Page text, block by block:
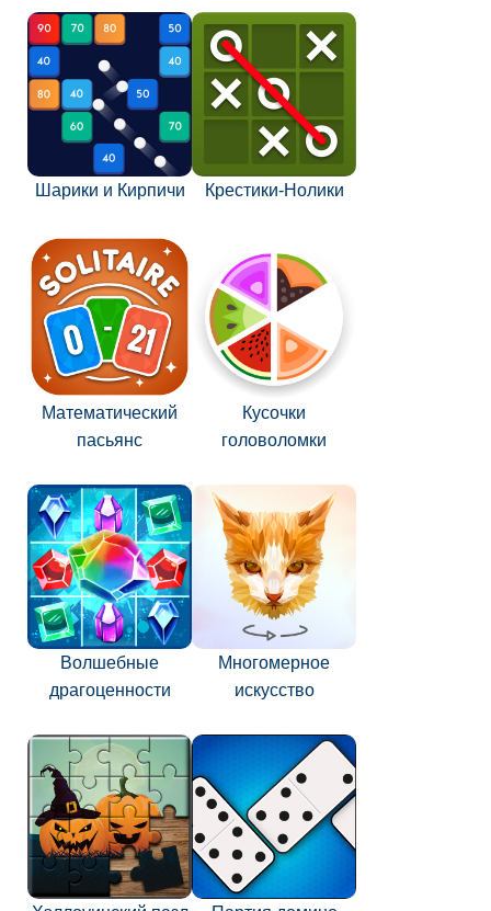
Шарики и Кирпичи Крестики-Нолики
Математический
пасьянс
Кусочки
головоломки
Волшебные
драгоценности
Многомерное
искусство